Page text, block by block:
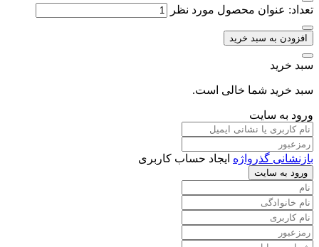
تعداد: عنوان محصول مورد نظر
افزودن به سبد خرید
سبد خرید
سبد خرید شما خالی است.
ورود به سایت
بازنشانی گذرواژه ایجاد حساب کاربری
ورود به سایت